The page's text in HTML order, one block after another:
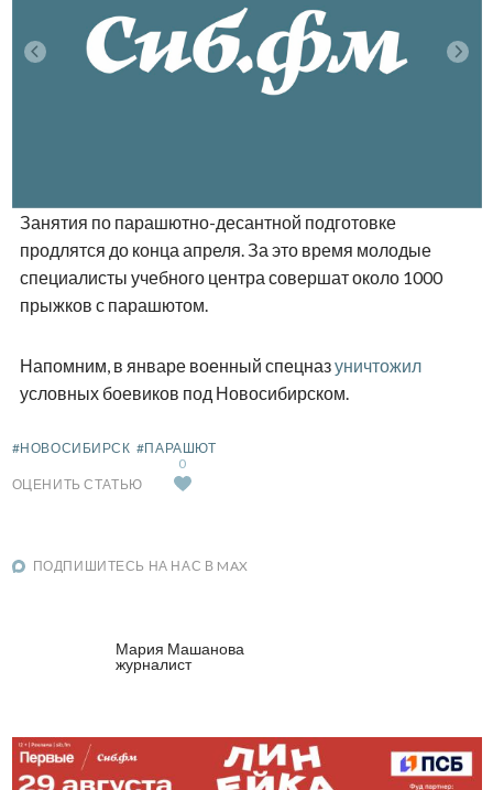
Занятия по парашютно-десантной подготовке
продлятся до конца апреля. За это время молодые
специалисты учебного центра совершат около 1000
прыжков с парашютом.
Напомним, в январе военный спецназуничтожил
условных боевиков под Новосибирском.
#НОВОСИБИРСК #ПАРАШЮТ
ОЦЕНИТЬ СТАТЬЮ
0
ПОДПИШИТЕСЬ НА НАС В MAX
Мария Машанова
журналист